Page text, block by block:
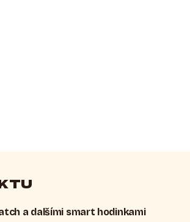
a dalšími smart hodinkami